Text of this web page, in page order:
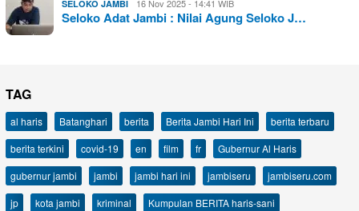
SELOKO JAMBI 16 Nov 2025 - 14:41 WIB
Seloko Adat Jambi : Nilai Agung Seloko J…
TAG
al haris Batanghari berita Berita Jambi Hari Ini
berita terbaru
berita terkini
covid-19 en film fr
Gubernur Al Haris
gubernur jambi
jambi jambi hari ini jambiseru
jambiseru.com
jp
kota jambi kriminal
Kumpulan BERITA haris-sani